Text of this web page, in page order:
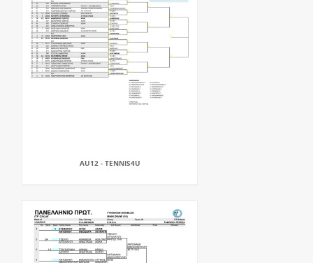
AU12 - TENNIS4U